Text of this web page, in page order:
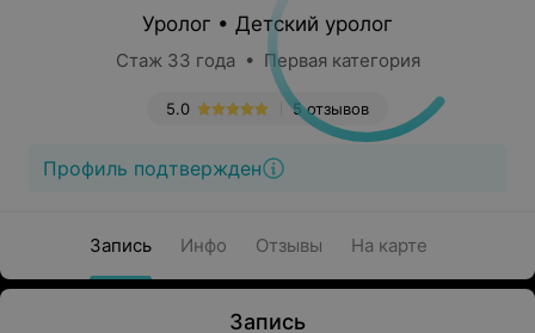
Уролог • Детский уролог
Стаж 33 года • Первая категория
5 отзывов
5.0
Профиль подтвержден
Запись Инфо Отзывы На карте
Запись